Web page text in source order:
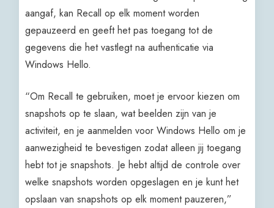
aangaf, kan Recall op elk moment worden
gepauzeerd en geeft het pas toegang tot de
gegevens die het vastlegt na authenticatie via
Windows Hello.
“Om Recall te gebruiken, moet je ervoor kiezen om
snapshots op te slaan, wat beelden zijn van je
activiteit, en je aanmelden voor Windows Hello om je
aanwezigheid te bevestigen zodat alleen jij toegang
hebt tot je snapshots. Je hebt altijd de controle over
welke snapshots worden opgeslagen en je kunt het
opslaan van snapshots op elk moment pauzeren,”